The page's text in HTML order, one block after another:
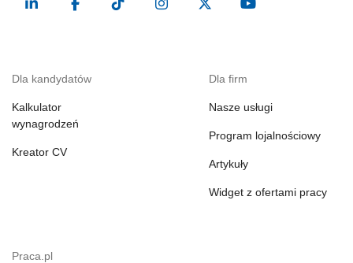
Dla kandydatów
Kalkulator
wynagrodzeń
Kreator CV
Dla firm
Nasze usługi
Program lojalnościowy
Artykuły
Widget z ofertami pracy
Praca.pl